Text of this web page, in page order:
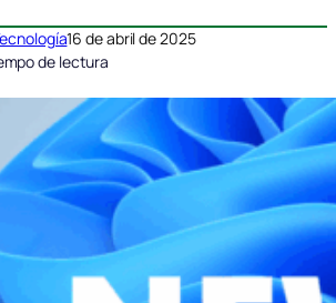
16 de abril de 2025
de lectura